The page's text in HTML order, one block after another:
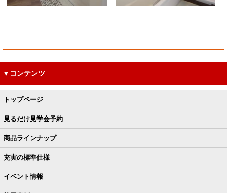
▼コンテンツ
トップページ
見るだけ見学会予約
商品ラインナップ
充実の標準仕様
イベント情報